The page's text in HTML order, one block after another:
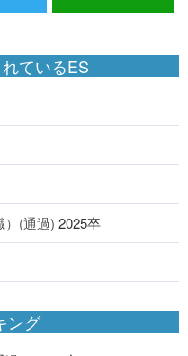
ているES
）(通過) 2025卒
ング